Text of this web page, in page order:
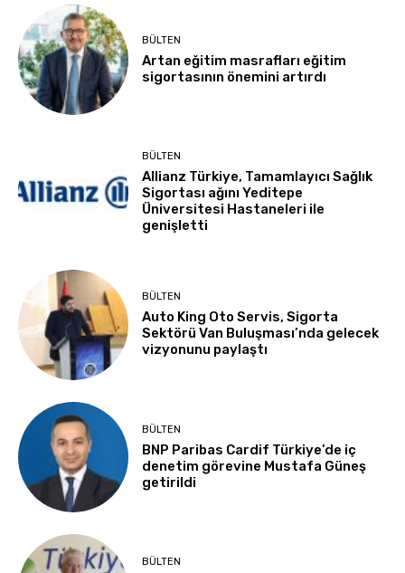
BÜLTEN
Artan eğitim masrafları eğitim
sigortasının önemini artırdı
BÜLTEN
Allianz Türkiye, Tamamlayıcı Sağlık
Sigortası ağını Yeditepe
Üniversitesi Hastaneleri ile
genişletti
BÜLTEN
Auto King Oto Servis, Sigorta
Sektörü Van Buluşması’nda gelecek
vizyonunu paylaştı
BÜLTEN
BNP Paribas Cardif Türkiye’de iç
denetim görevine Mustafa Güneş
getirildi
BÜLTEN